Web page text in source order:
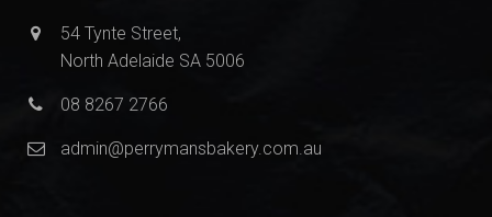
54 Tynte Street,
North Adelaide SA 5006
08 8267 2766
admin@perrymansbakery.com.au